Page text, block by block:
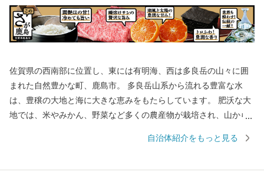
佐賀県の西南部に位置し、東には有明海、西は多良岳の山々に囲
まれた自然豊かな町、鹿島市。 多良岳山系から流れる豊富な水
は、豊穣の大地と海に大きな恵みをもたらしています。 肥沃な大
地では、米やみかん、野菜など多くの農産物が栽培され、山から
ウなどの希少な生物や日本一の海苔を育んでいます。 年間300万
自治体紹介をもっと見る